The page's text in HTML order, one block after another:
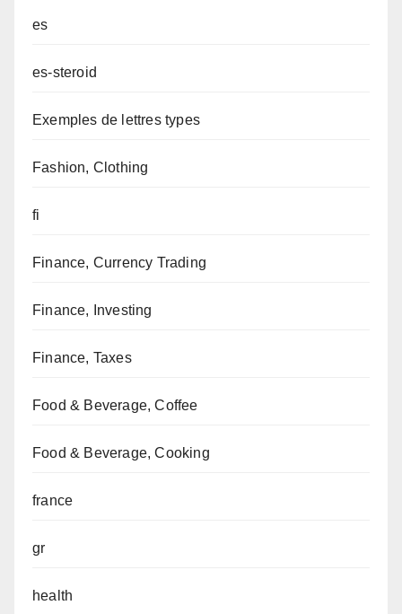
es
es-steroid
Exemples de lettres types
Fashion, Clothing
fi
Finance, Currency Trading
Finance, Investing
Finance, Taxes
Food & Beverage, Coffee
Food & Beverage, Cooking
france
gr
health